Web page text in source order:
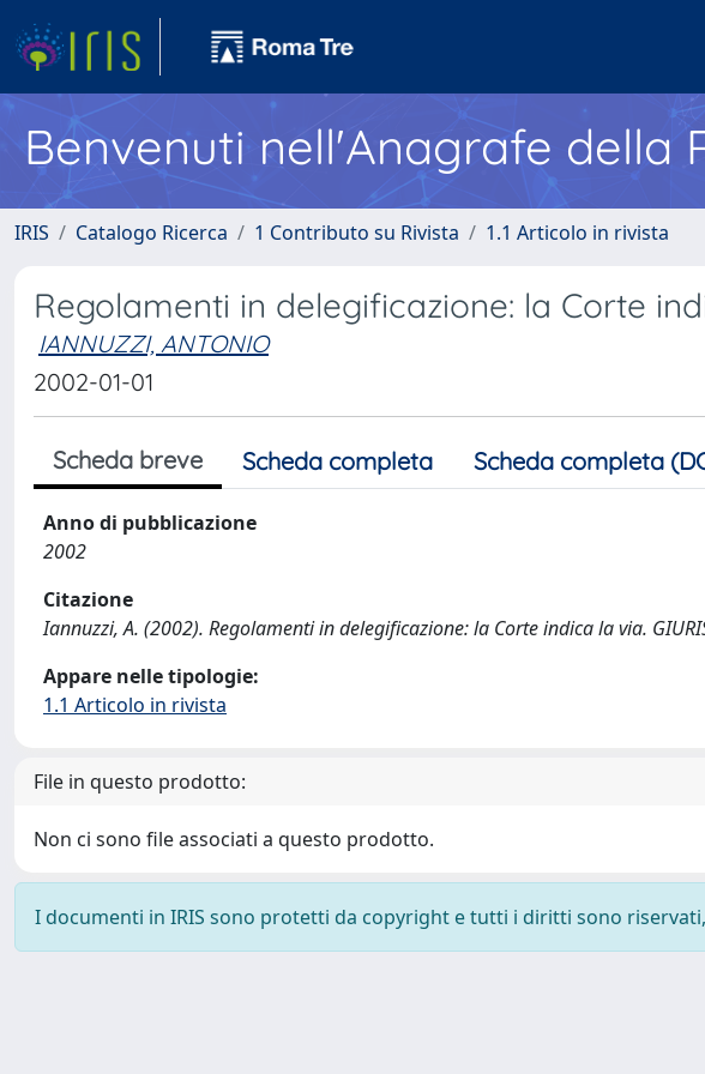
Benvenuti nell'Anagrafe della
IRIS Catalogo Ricerca 1 Contributo su Rivista 1.1 Articolo in rivista
Regolamenti in delegificazione: la Corte
IANNUZZI, ANTONIO
2002-01-01
Scheda breve Scheda completa Scheda completa
Anno di pubblicazione
2002
Citazione
Iannuzzi, A. (2002). Regolamenti in delegificazione: la Corte indica la via.
Appare nelle tipologie:
1.1 Articolo in rivista
File in questo prodotto:
Non ci sono file associati a questo prodotto.
I documenti in IRIS sono protetti da copyright e tutti i diritti sono